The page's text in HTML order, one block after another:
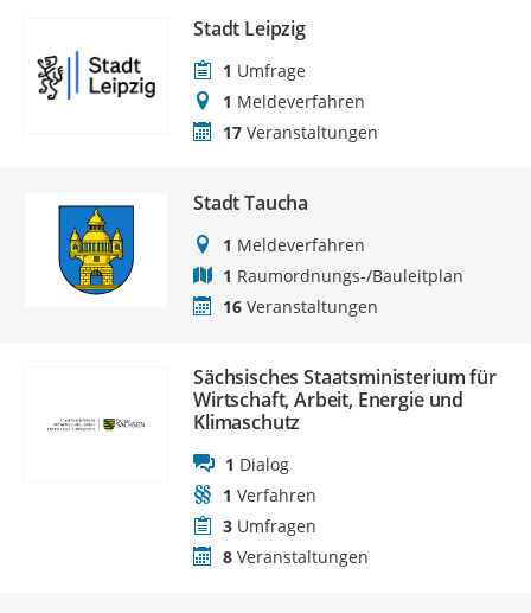
Stadt Leipzig
1 Umfrage
1 Meldeverfahren
17 Veranstaltungen
Stadt Taucha
1 Meldeverfahren
1 Raumordnungs-/Bauleitplan
16 Veranstaltungen
Sächsisches Staatsministerium für
Wirtschaft, Arbeit, Energie und
Klimaschutz
1 Dialog
1 Verfahren
3 Umfragen
8 Veranstaltungen